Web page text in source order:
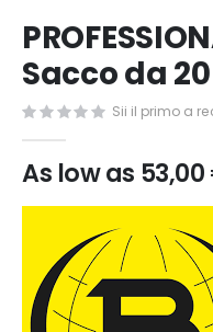
all'inizio
della
galleria
di
immagini
Sacco da
Sii il primo a
As low as